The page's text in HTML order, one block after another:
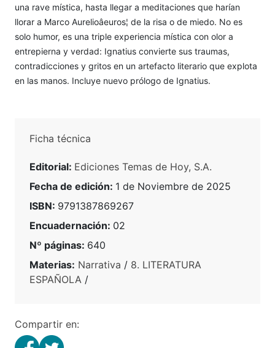
una rave mística, hasta llegar a meditaciones que harían
llorar a Marco Aurelioâeuros¦ de la risa o de miedo. No es
solo humor, es una triple experiencia mística con olor a
entrepierna y verdad: Ignatius convierte sus traumas,
contradicciones y gritos en un artefacto literario que explota
en las manos. Incluye nuevo prólogo de Ignatius.
Ficha técnica
Editorial: Ediciones Temas de Hoy, S.A.
Fecha de edición: 1 de Noviembre de 2025
ISBN: 9791387869267
Encuadernación: 02
Nº páginas: 640
Materias: Narrativa / 8. LITERATURA
ESPAÑOLA /
Compartir en: